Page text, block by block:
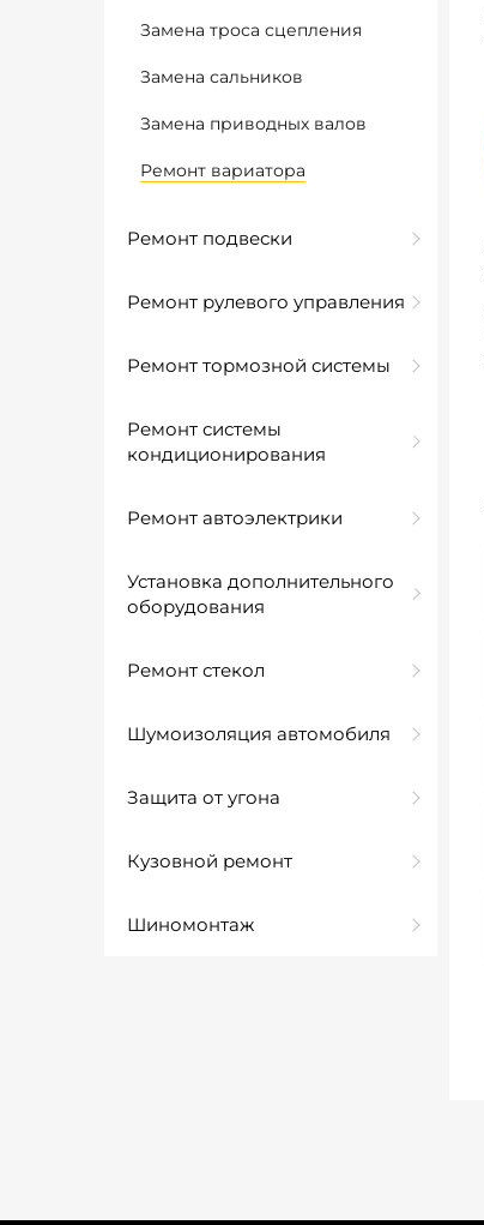
Замена троса сцепления
Замена сальников
Замена приводных валов
Ремонт вариатора
Ремонт подвески
Ремонт рулевого управления
Ремонт тормозной системы
Ремонт системы
кондиционирования
Ремонт автоэлектрики
Установка дополнительного
оборудования
Ремонт стекол
Шумоизоляция автомобиля
Защита от угона
Кузовной ремонт
Шиномонтаж